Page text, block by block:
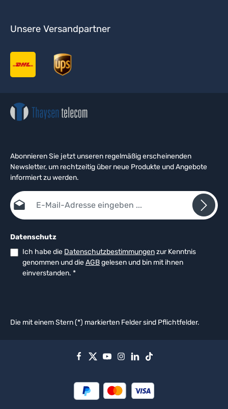
Unsere Versandpartner
Abonnieren Sie jetzt unseren regelmäßig erscheinenden
Newsletter, um rechtzeitig über neue Produkte und Angebote
informiert zu werden.
E-Mail-Adresse*
Datenschutz
Ich habe die Datenschutzbestimmungenzur Kenntnis
genommen und dieAGBgelesen und bin mit ihnen
einverstanden. *
Die mit einem Stern (*) markierten Felder sind Pflichtfelder.